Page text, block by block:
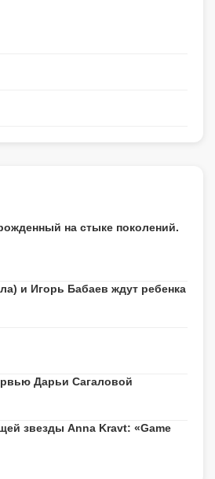
на стыке поколений.
и Игорь Бабаев ждут ребенка
Дарьи Сагаловой
звезды Anna Kravt: «Game